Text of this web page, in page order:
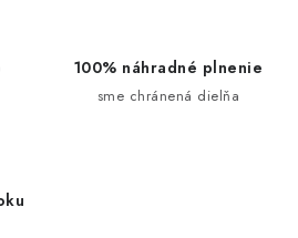
100% náhradné plnenie
sme chránená dielňa